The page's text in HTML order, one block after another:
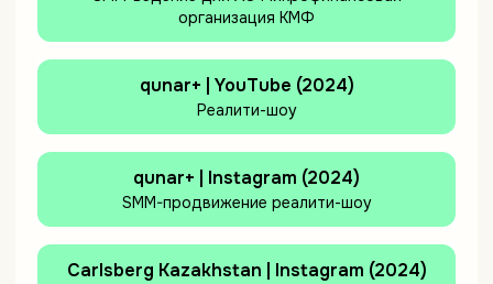
организация КМФ
qunar+ | YouTube (2024)
Реалити-шоу
qunar+ | Instagram (2024)
SMM-продвижение реалити-шоу
Carlsberg Kazakhstan | Instagram (2024)